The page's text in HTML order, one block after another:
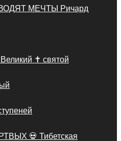
МЕЧТЫ Ричард
✝️ святой
💀 Тибетская